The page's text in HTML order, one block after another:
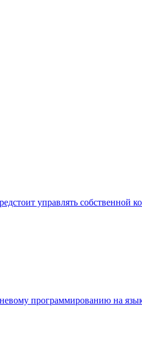
управлять
программированию на